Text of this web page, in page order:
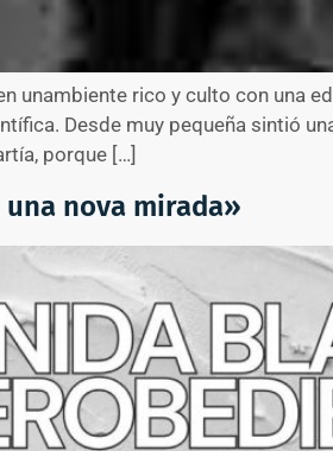
unambiente rico y culto con una
Desde muy pequeña sintió
porque […]
nova mirada»